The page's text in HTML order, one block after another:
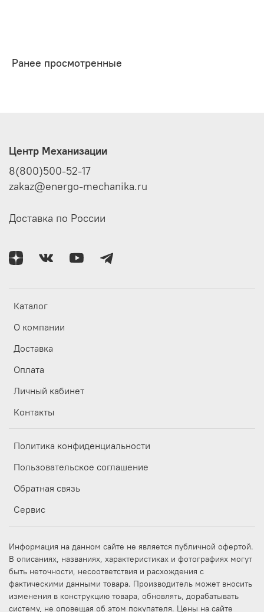
Ранее просмотренные
Каталог
О компании
Доставка
Оплата
Личный кабинет
Контакты
Политика конфиденциальности
Пользовательское соглашение
Обратная связь
Сервис
Центр Механизации
8(800)500-52-17
zakaz@energo-mechanika.ru
Доставка по России
Информация на данном сайте не является публичной офертой.
В описаниях, названиях, характеристиках и фотографиях могут
быть неточности, несоответствия и расхождения с
фактическими данными товара. Производитель может вносить
изменения в конструкцию товара, обновлять, дорабатывать
систему, не оповещая об этом покупателя. Цены на сайте